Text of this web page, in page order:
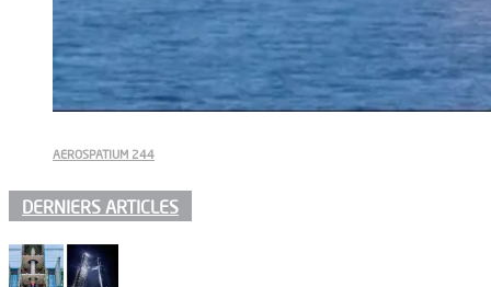
AEROSPATIUM 244
DERNIERS ARTICLES